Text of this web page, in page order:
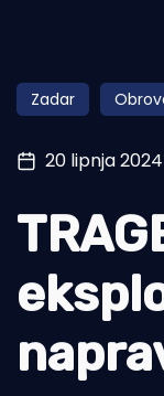
Pomorstvo
Ribolov
Tradicija i kultura
Zadar
20 lipnja 2024